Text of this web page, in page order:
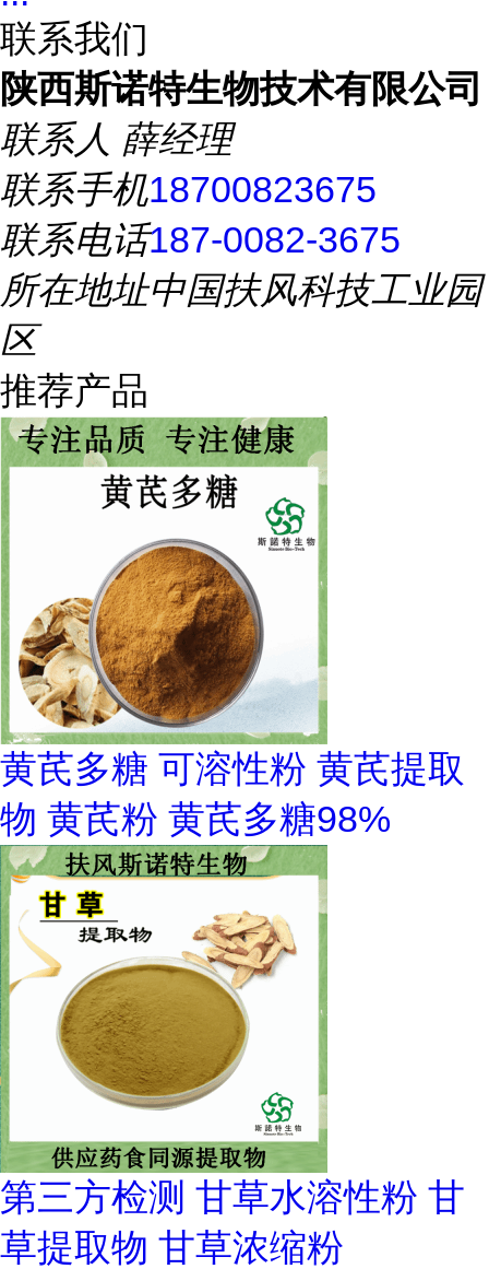
联系我们
陕西斯诺特生物技术有限公司
联系人 薛经理
联系手机18700823675
联系电话187-0082-3675
所在地址中国扶风科技工业园
区
推荐产品
黄芪多糖 可溶性粉 黄芪提取
物 黄芪粉 黄芪多糖98%
第三方检测 甘草水溶性粉 甘
草提取物 甘草浓缩粉